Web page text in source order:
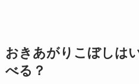
おきあがりこぼしは
べる？